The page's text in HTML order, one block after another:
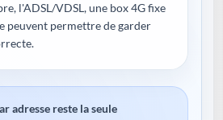
l'ADSL/VDSL, une box 4G fixe
peuvent permettre de garder
adresse reste la seule